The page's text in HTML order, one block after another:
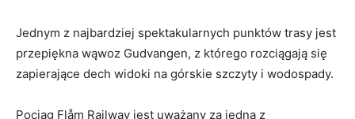
Jednym z najbardziej​ spektakularnych punktów trasy jest
przepiękna wąwoz Gudvangen, z​ którego⁢ rozciągają​ się‌
zapierające dech widoki ​na górskie szczyty i ⁤wodospady.
Pociąg Flåm Railway jest uważany⁢ za jedną z